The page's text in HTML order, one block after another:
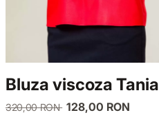
Bluza viscoza Tania
320,00 RON 128,00 RON
TWIN SETS
KNITWEAR
COATS
JACKETS
SENSE LIMITED EDITION
BACK TO OFFICE